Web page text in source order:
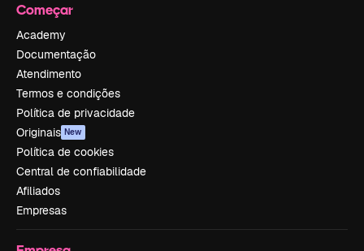
Começar
Academy
Documentação
Atendimento
Termos e condições
Política de privacidade
Originais New
Política de cookies
Central de confiabilidade
Afiliados
Empresas